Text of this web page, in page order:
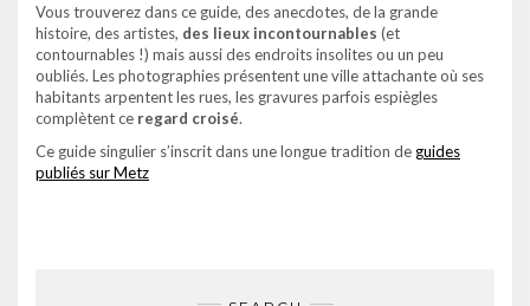
Vous trouverez dans ce guide, des anecdotes, de la grande
histoire, des artistes, des lieux incontournables (et
contournables !) mais aussi des endroits insolites ou un peu
oubliés. Les photographies présentent une ville attachante où ses
habitants arpentent les rues, les gravures parfois espiègles
complètent ce regard croisé.
Ce guide singulier s’inscrit dans une longue tradition de guides
publiés sur Metz